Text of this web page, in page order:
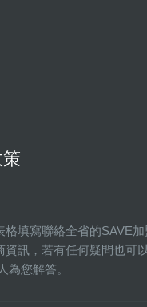
格填寫聯絡全省的SAVE
資訊，若有任何疑問也可
為您解答。